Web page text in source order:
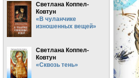
Светлана Коппел-
Ковтун
«В чуланчике
изношенных вещей»
Светлана Коппел-
Ковтун
«Сквозь тень»